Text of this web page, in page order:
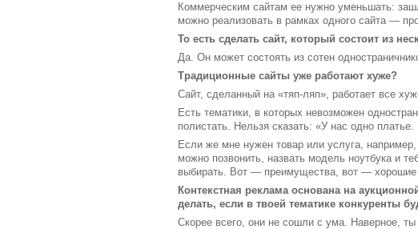
Коммерческим сайтам ее нужно уменьшать:
можно реализовать в рамках одного сайта —
То есть сделать сайт, который состоит из
Да. Он может состоять из сотен
Традиционные сайты уже работают хуже?
Сайт, сделанный на «тяп-ляп», работает все
Есть тематики, в которых невозможен
полистать. Нельзя сказать: «У нас одно
Если же мне нужен товар или услуга,
можно позвонить, назвать модель ноутбука и
выбирать. Вот — преимущества, вот — хорошие
Контекстная реклама основана на
делать, если в твоей тематике конкуренты
Скорее всего, они не сошли с ума. Наверное,